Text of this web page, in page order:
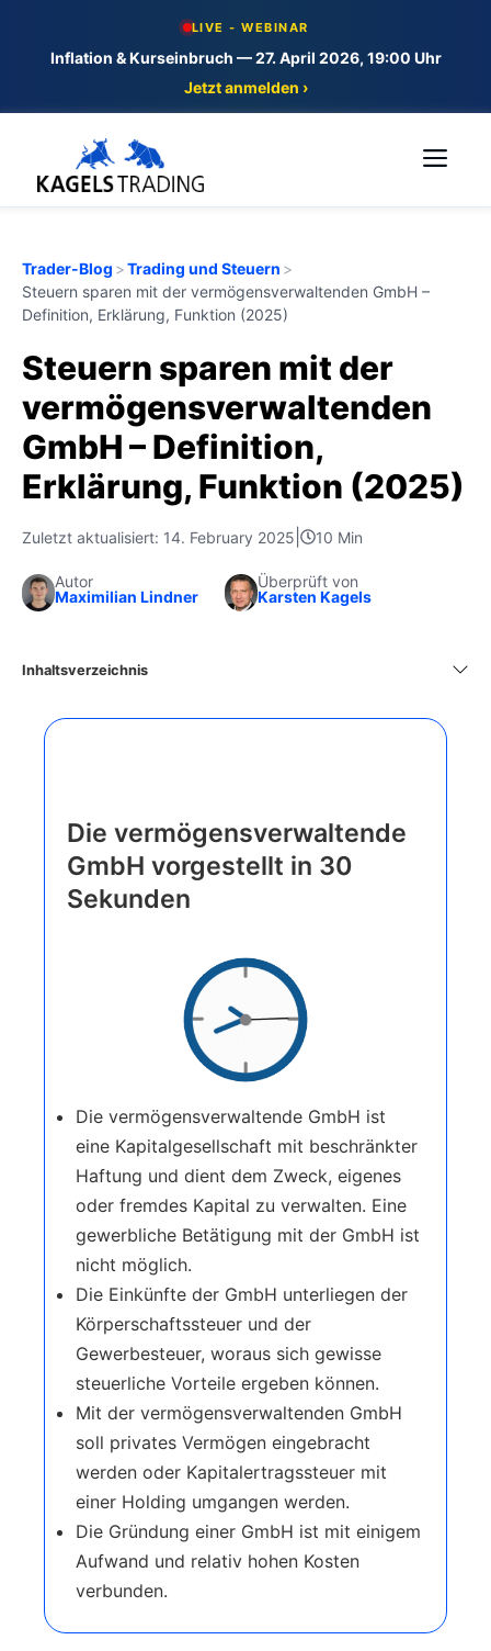
LIVE - WEBINAR
Inflation & Kurseinbruch — 27. April 2026, 19:00 Uhr
Jetzt anmelden ›
Trader-Blog >Trading und Steuern >
Steuern sparen mit der vermögensverwaltenden GmbH –
Definition, Erklärung, Funktion (2025)
Steuern sparen mit der
vermögensverwaltenden
GmbH – Definition,
Erklärung, Funktion (2025)
Zuletzt aktualisiert: 14. February 2025 10 Min
Autor
Maximilian Lindner
Überprüft von
Karsten Kagels
Inhaltsverzeichnis
Die vermögensverwaltende
GmbH vorgestellt in 30
Sekunden
Die vermögensverwaltende GmbH ist
eine Kapitalgesellschaft mit beschränkter
Haftung und dient dem Zweck, eigenes
oder fremdes Kapital zu verwalten. Eine
gewerbliche Betätigung mit der GmbH ist
nicht möglich.
Die Einkünfte der GmbH unterliegen der
Körperschaftssteuer und der
Gewerbesteuer, woraus sich gewisse
steuerliche Vorteile ergeben können.
Mit der vermögensverwaltenden GmbH
soll privates Vermögen eingebracht
werden oder Kapitalertragssteuer mit
einer Holding umgangen werden.
Die Gründung einer GmbH ist mit einigem
Aufwand und relativ hohen Kosten
verbunden.